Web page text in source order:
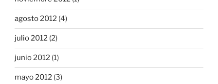
agosto 2012 (4)
julio 2012 (2)
junio 2012 (1)
mayo 2012 (3)